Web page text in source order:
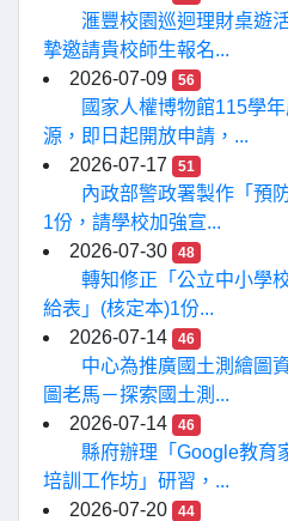
滙豐校園巡迴理財桌遊
摯邀請貴校師生報名...
2026-07-09
56
國家人權博物館115學
源，即日起開放申請，...
2026-07-17
51
內政部警政署製作「預
1份，請學校加強宣...
2026-07-30
48
轉知修正「公立中小學
給表」(核定本)1份...
2026-07-14
46
中心為推廣國土測繪圖
圖老馬－探索國土測...
2026-07-14
46
縣府辦理「Google教育
培訓工作坊」研習，...
2026-07-20
44